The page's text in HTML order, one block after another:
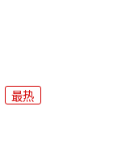
最热